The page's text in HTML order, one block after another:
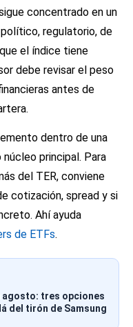
concentrado en un
regulatorio, de
el índice tiene
debe revisar el peso
antes de
dentro de una
principal. Para
del TER, conviene
cotización, spread y si
Ahí ayuda
de ETFs.
agosto: tres opciones
del tirón de Samsung